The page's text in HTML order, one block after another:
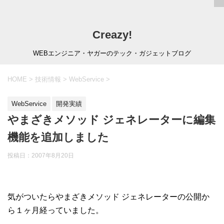
Creazy!
WEBエンジニア・ヤガーのテック・ガジェットブログ
HOME > 技術情報 > WebService >
WebService 開発実績
やまざきメソッド ジェネレーターに編集
機能を追加しました
投稿日： 2007年8月20日
気がついたらやまざきメソッド ジェネレーターの公開か
ら１ヶ月経っていました。